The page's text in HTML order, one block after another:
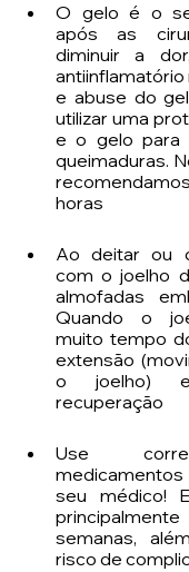
O gelo é o
após as
diminuir a
antiinflamatório
e abuse do
utilizar uma
e o gelo para
queimaduras.
horas
Ao deitar ou
com o joelho
almofadas
Quando o
muito tempo
extensão
o joelho)
recuperação
Use
seu médico!
semanas,
risco de